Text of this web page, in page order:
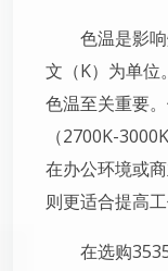
色温是影
文（K）为单位
色温至关重要
（2700K-
在办公环境或
则更适合提高工
在选购